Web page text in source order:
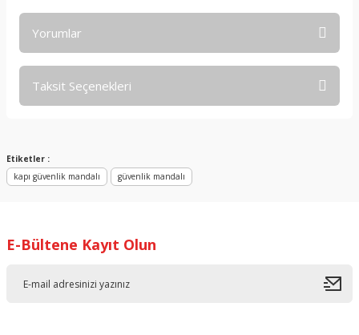
Yorumlar
Taksit Seçenekleri
Etiketler :
kapı güvenlik mandalı
güvenlik mandalı
E-Bültene Kayıt Olun